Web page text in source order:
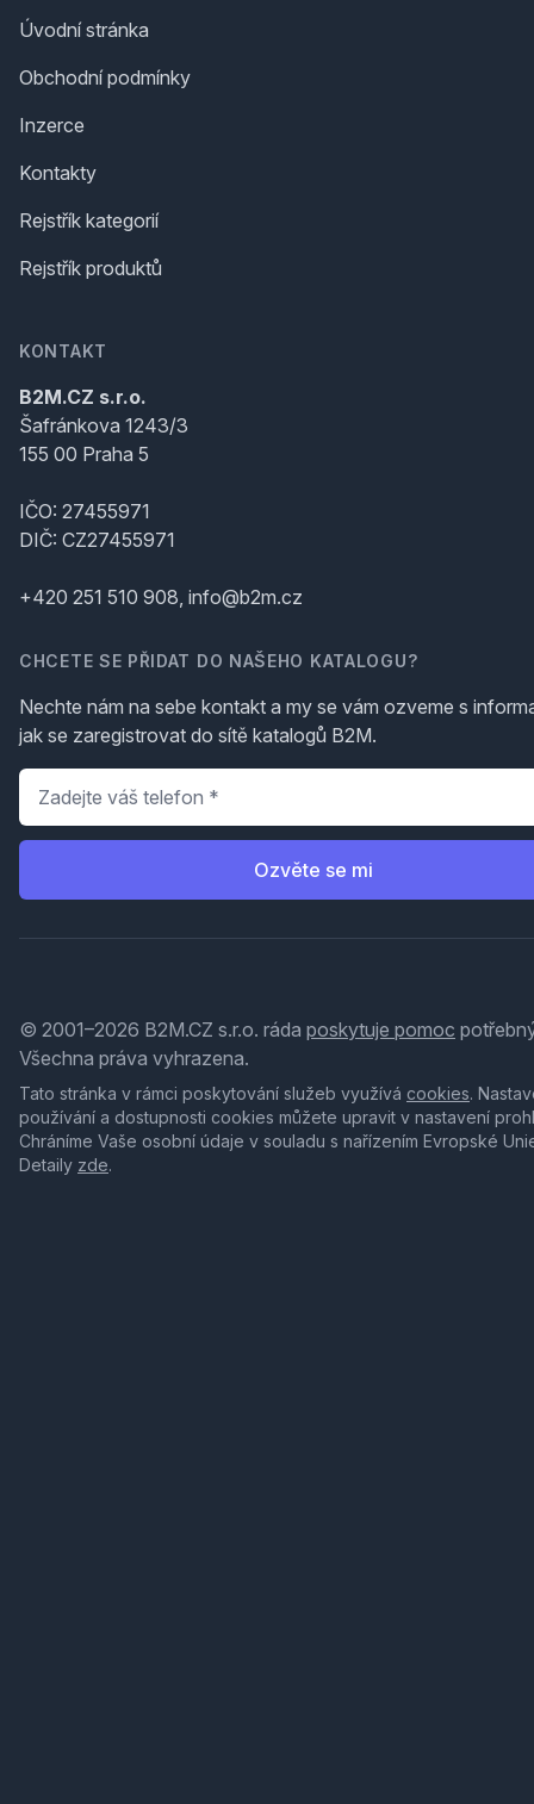
Úvodní stránka
Obchodní podmínky
Inzerce
Kontakty
Rejstřík kategorií
Rejstřík produktů
KONTAKT
B2M.CZ s.r.o.
Šafránkova 1243/3
155 00 Praha 5
IČO: 27455971
DIČ: CZ27455971
+420 251 510 908, info@b2m.cz
CHCETE SE PŘIDAT DO NAŠEHO KATALOGU?
Nechte nám na sebe kontakt a my se vám ozveme s
jak se zaregistrovat do sítě katalogů B2M.
Telefon
Ozvěte se mi
© 2001–2026 B2M.CZ s.r.o. ráda poskytuje pomoc
Všechna práva vyhrazena.
Tato stránka v rámci poskytování služeb využívá cookies.
používání a dostupnosti cookies můžete upravit v nastavení
Chráníme Vaše osobní údaje v souladu s nařízením Evropské
Detaily zde.